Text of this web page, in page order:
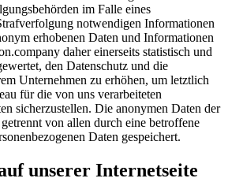
im Falle eines
notwendigen Informationen
erhobenen Daten und Informationen
daher einerseits statistisch und
den Datenschutz und die
Unternehmen zu erhöhen, um letztlich
für die von uns verarbeiteten
sicherzustellen. Die anonymen Daten der
von allen durch eine betroffene
Daten gespeichert.
unserer Internetseite